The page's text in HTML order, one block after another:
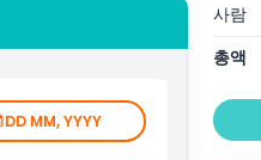
한 과거를 탐험하는 누
하나를 볼 수 있게 해
DD MM, YYYY
사람
총액